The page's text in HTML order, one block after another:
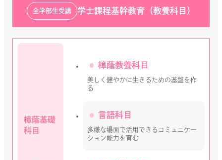
全学部生受講 学士課程基幹教育（教養科目）
樟蔭基礎
科目
樟蔭教養科目
美しく健やかに生きるための基盤を作
る
言語科目
多様な場面で活用できるコミュニケー
ション能力を育む